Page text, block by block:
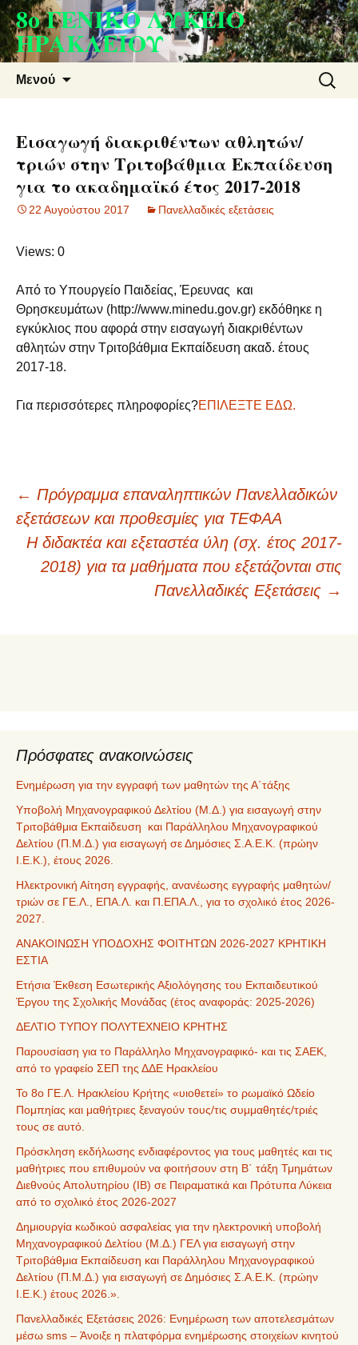
Μετάβαση
σε
περιεχόμενο
8ο ΓΕΝΙΚΟ ΛΥΚΕΙΟ
ΗΡΑΚΛΕΙΟΥ
Μενού
για:
Εισαγωγή διακριθέντων αθλητών/
τριών στην Τριτοβάθμια Εκπαίδευση
για το ακαδημαϊκό έτος 2017-2018
22 Αυγούστου 2017 Πανελλαδικές εξετάσεις
Views: 0
Από το Υπουργείο Παιδείας, Έρευνας και
Θρησκευμάτων (http://www.minedu.gov.gr) εκδόθηκε η
εγκύκλιος που αφορά στην εισαγωγή διακριθέντων
αθλητών στην Τριτοβάθμια Εκπαίδευση ακαδ. έτους
2017-18.
Για περισσότερες πληροφορίες?ΕΠΙΛΕΞΤΕ ΕΔΩ.
Πλοήγηση
άρθρων
← Πρόγραμμα επαναληπτικών Πανελλαδικών
εξετάσεων και προθεσμίες για ΤΕΦΑΑ
Η διδακτέα και εξεταστέα ύλη (σχ. έτος 2017-
2018) για τα μαθήματα που εξετάζονται στις
Πανελλαδικές Εξετάσεις →
Πρόσφατες ανακοινώσεις
Ενημέρωση για την εγγραφή των μαθητών της Α΄τάξης
Υποβολή Μηχανογραφικού Δελτίου (Μ.Δ.) για εισαγωγή στην
Τριτοβάθμια Εκπαίδευση και Παράλληλου Μηχανογραφικού
Δελτίου (Π.Μ.Δ.) για εισαγωγή σε Δημόσιες Σ.Α.Ε.Κ. (πρώην
Ι.Ε.Κ.), έτους 2026.
Ηλεκτρονική Αίτηση εγγραφής, ανανέωσης εγγραφής μαθητών/
τριών σε ΓΕ.Λ., ΕΠΑ.Λ. και Π.ΕΠΑ.Λ., για το σχολικό έτος 2026-
2027.
ΑΝΑΚΟΙΝΩΣΗ ΥΠΟΔΟΧΗΣ ΦΟΙΤΗΤΩΝ 2026-2027 ΚΡΗΤΙΚΗ
ΕΣΤΙΑ
Ετήσια Έκθεση Εσωτερικής Αξιολόγησης του Εκπαιδευτικού
Έργου της Σχολικής Μονάδας (έτος αναφοράς: 2025-2026)
ΔΕΛΤΙΟ ΤΥΠΟΥ ΠΟΛΥΤΕΧΝΕΙΟ ΚΡΗΤΗΣ
Παρουσίαση για το Παράλληλο Μηχανογραφικό- και τις ΣΑΕΚ,
από το γραφείο ΣΕΠ της ΔΔΕ Ηρακλείου
Το 8ο ΓΕ.Λ. Ηρακλείου Κρήτης «υιοθετεί» το ρωμαϊκό Ωδείο
Πομπηίας και μαθήτριες ξεναγούν τους/τις συμμαθητές/τριές
τους σε αυτό.
Πρόσκληση εκδήλωσης ενδιαφέροντος για τους μαθητές και τις
μαθήτριες που επιθυμούν να φοιτήσουν στη Β΄ τάξη Τμημάτων
Διεθνούς Απολυτηρίου (IB) σε Πειραματικά και Πρότυπα Λύκεια
από το σχολικό έτος 2026-2027
Δημιουργία κωδικού ασφαλείας για την ηλεκτρονική υποβολή
Μηχανογραφικού Δελτίου (Μ.Δ.) ΓΕΛ για εισαγωγή στην
Τριτοβάθμια Εκπαίδευση και Παράλληλου Μηχανογραφικού
Δελτίου (Π.Μ.Δ.) για εισαγωγή σε Δημόσιες Σ.Α.Ε.Κ. (πρώην
Ι.Ε.Κ.) έτους 2026.».
Πανελλαδικές Εξετάσεις 2026: Ενημέρωση των αποτελεσμάτων
μέσω sms – Άνοιξε η πλατφόρμα ενημέρωσης στοιχείων κινητού